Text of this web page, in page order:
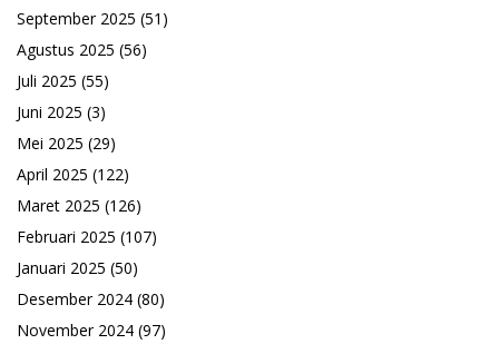
September 2025 (51)
Agustus 2025 (56)
Juli 2025 (55)
Juni 2025 (3)
Mei 2025 (29)
April 2025 (122)
Maret 2025 (126)
Februari 2025 (107)
Januari 2025 (50)
Desember 2024 (80)
November 2024 (97)